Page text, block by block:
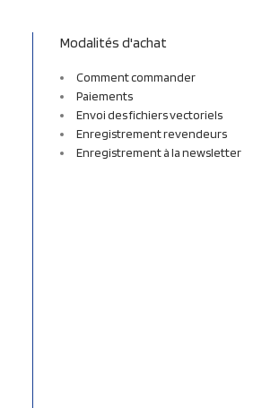
Modalités d'achat
Comment commander
Paiements
Envoi des fichiers vectoriels
Enregistrement revendeurs
Enregistrement à la newsletter